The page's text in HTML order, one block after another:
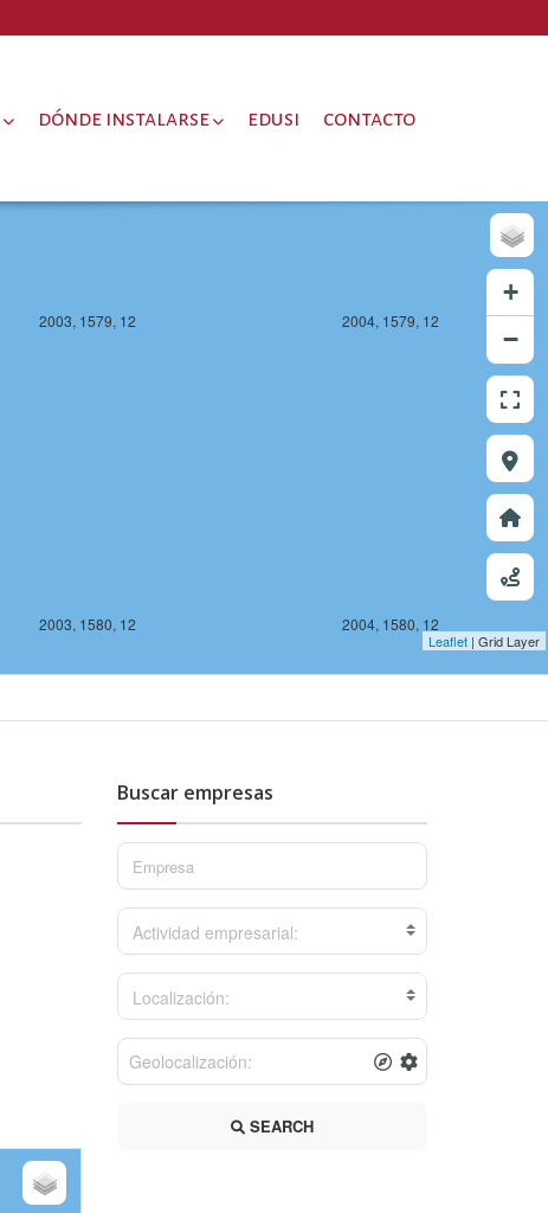
dónde instalarse edusi contacto
2003, 1579, 12
2003, 1580, 12
2004, 1579, 12
2004, 1580, 12
+
−
Leaflet | Grid Layer
Buscar empresas
Actividad empresarial:
Localización:
SEARCH